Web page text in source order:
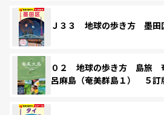
Ｊ３３ 地球の歩き方 墨田
０２ 地球の歩き方 島旅
呂麻島（奄美群島１） ５訂